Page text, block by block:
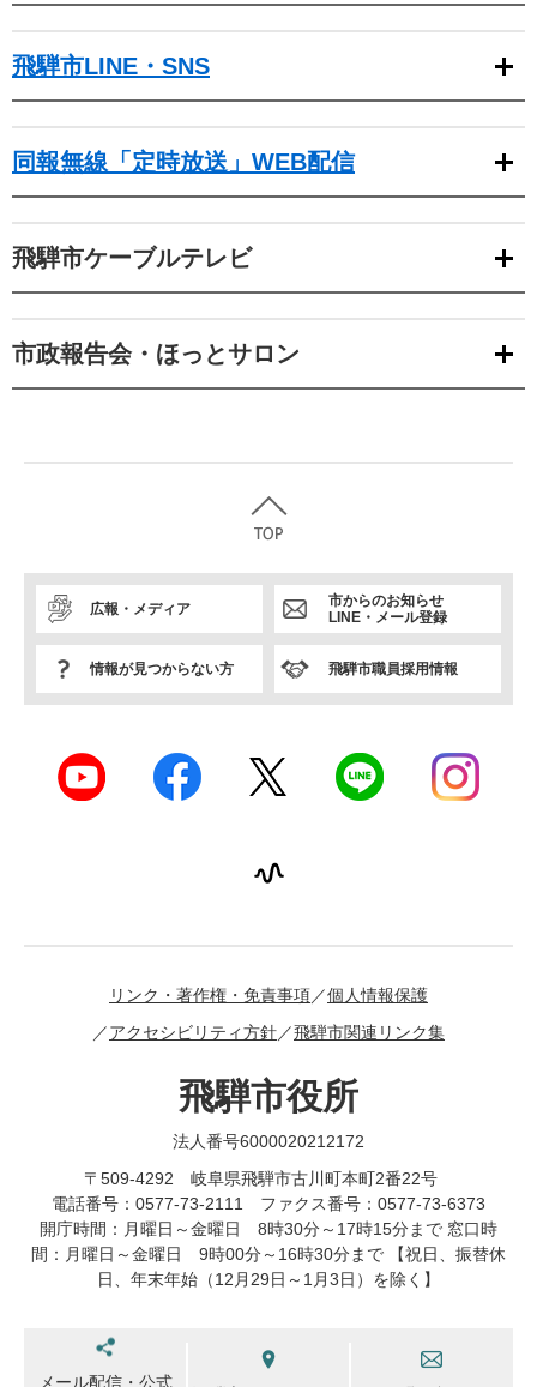
飛騨市LINE・SNS
同報無線「定時放送」WEB配信
飛騨市ケーブルテレビ
市政報告会・ほっとサロン
広報・メディア
市からのお知らせ
LINE・メール登録
情報が見つからない方 飛騨市職員採用情報
リンク・著作権・免責事項
個人情報保護
アクセシビリティ方針
飛騨市関連リンク集
飛騨市役所
法人番号6000020212172
〒509-4292 岐阜県飛騨市古川町本町2番22号
電話番号：0577-73-2111 ファクス番号：0577-73-6373
開庁時間：月曜日～金曜日 8時30分～17時15分まで 窓口時
間：月曜日～金曜日 9時00分～16時30分まで 【祝日、振替休
日、年末年始（12月29日～1月3日）を除く】
メール配信・公式